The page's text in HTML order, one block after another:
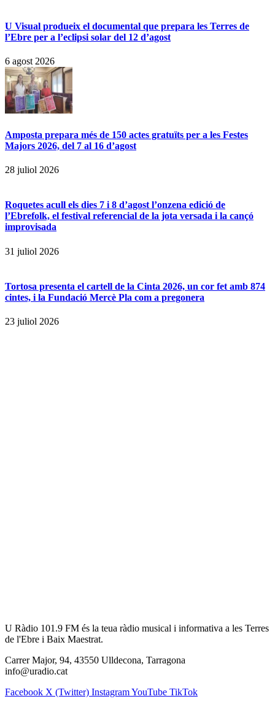
U Visual produeix el documental que prepara les Terres de
l’Ebre per a l’eclipsi solar del 12 d’agost
6 agost 2026
Amposta prepara més de 150 actes gratuïts per a les Festes
Majors 2026, del 7 al 16 d’agost
28 juliol 2026
Roquetes acull els dies 7 i 8 d’agost l’onzena edició de
l’Ebrefolk, el festival referencial de la jota versada i la cançó
improvisada
31 juliol 2026
Tortosa presenta el cartell de la Cinta 2026, un cor fet amb 874
cintes, i la Fundació Mercè Pla com a pregonera
23 juliol 2026
U Ràdio 101.9 FM és la teua ràdio musical i informativa a les Terres
de l'Ebre i Baix Maestrat.
Carrer Major, 94, 43550 Ulldecona, Tarragona
info@uradio.cat
Facebook X (Twitter) InstagramYouTube TikTok